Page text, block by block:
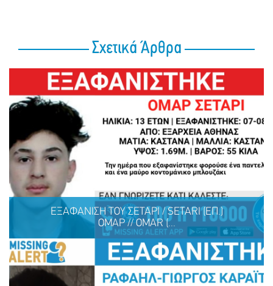
Σχετικά Άρθρα
ΕΞΑΦΑΝΙΣΗ TOY ΣΕΤΑΡΙ / SETARI (ΕΠ.)
ΟΜΑΡ // OMAR (...